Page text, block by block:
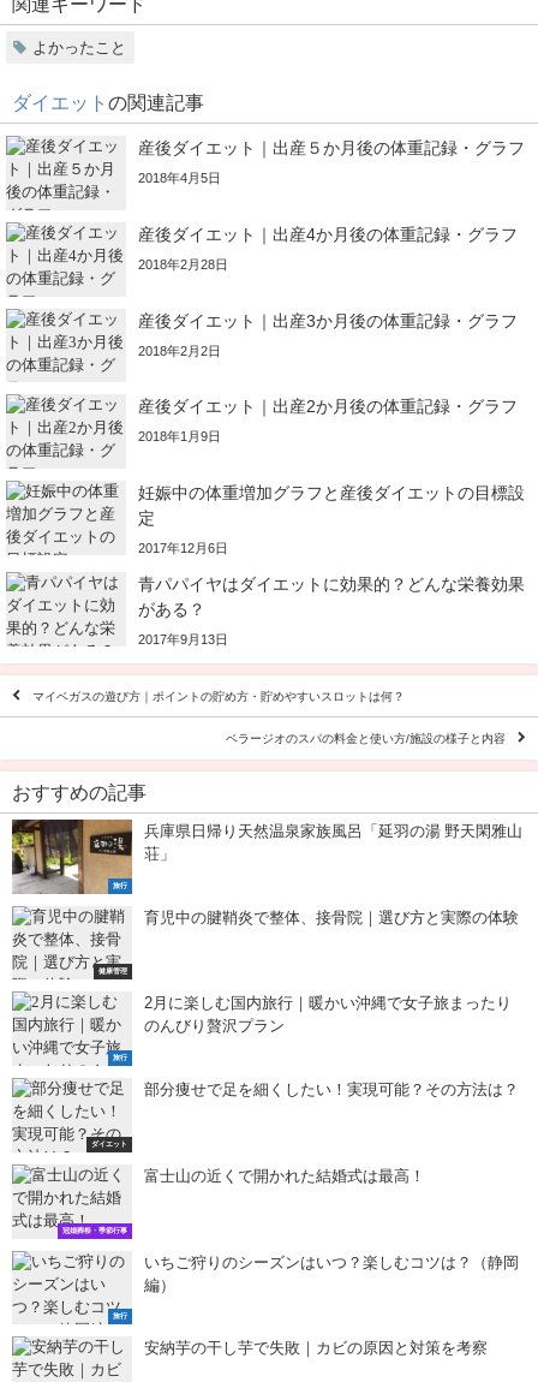
関連キーワード
よかったこと
ダイエット の関連記事
産後ダイエット｜出産５か月後の体重記録・グラフ
2018年4月5日
産後ダイエット｜出産4か月後の体重記録・グラフ
2018年2月28日
産後ダイエット｜出産3か月後の体重記録・グラフ
2018年2月2日
産後ダイエット｜出産2か月後の体重記録・グラフ
2018年1月9日
妊娠中の体重増加グラフと産後ダイエットの目標設
定
2017年12月6日
青パパイヤはダイエットに効果的？どんな栄養効果
がある？
2017年9月13日
マイベガスの遊び方｜ポイントの貯め方・貯めやすいスロットは何？
ベラージオのスパの料金と使い方/施設の様子と内容
おすすめの記事
旅行
兵庫県日帰り天然温泉家族風呂「延羽の湯 野天閑雅山
荘」
健康管理
育児中の腱鞘炎で整体、接骨院｜選び方と実際の体験
旅行
2月に楽しむ国内旅行｜暖かい沖縄で女子旅まったり
のんびり贅沢プラン
ダイエット
部分痩せで足を細くしたい！実現可能？その方法は？
冠婚葬祭・季節行事
富士山の近くで開かれた結婚式は最高！
旅行
いちご狩りのシーズンはいつ？楽しむコツは？（静岡
編）
安納芋の干し芋で失敗｜カビの原因と対策を考察